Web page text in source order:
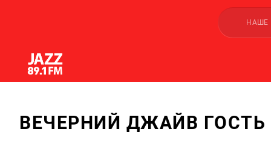
НАШЕ
ВЕЧЕРНИЙ ДЖАЙВ